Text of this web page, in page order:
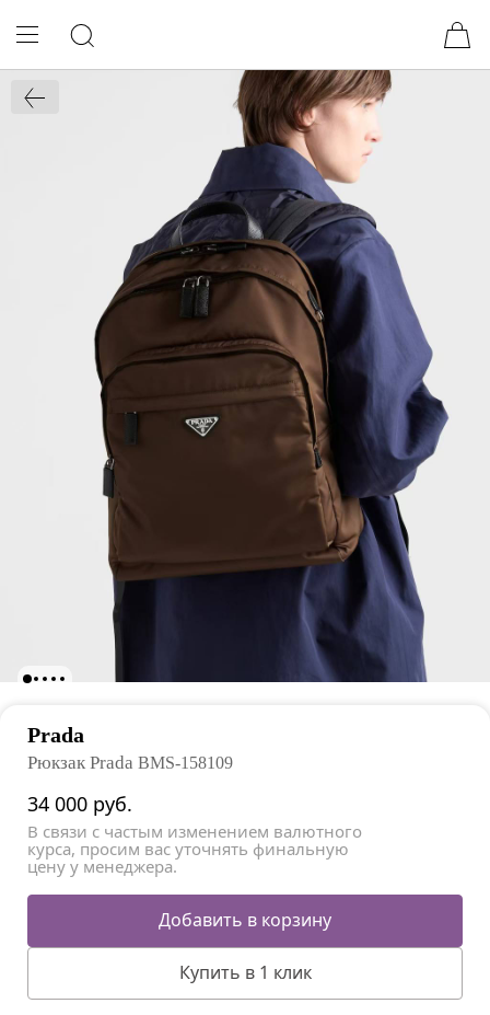
Prada
Рюкзак Prada BMS-158109
34 000 руб.
В связи с частым изменением валютного
курса, просим вас уточнять финальную
цену у менеджера.
Добавить в корзину
Купить в 1 клик